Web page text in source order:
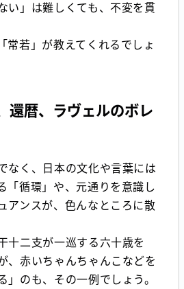
い」は難しくても、不変を貫
常若」が教えてくれるでしょ
還暦、ラヴェルのボレ
なく、日本の文化や言葉には
「循環」や、元通りを意識し
アンスが、色んなところに散
十二支が一巡する六十歳を
、赤いちゃんちゃんこなどを
」のも、その一例でしょう。